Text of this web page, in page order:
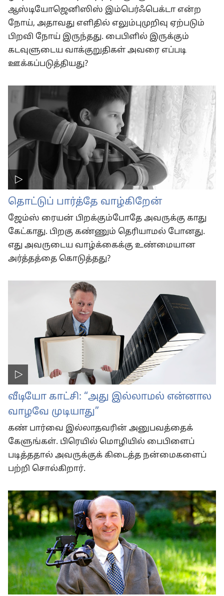
ஆஸ்டியோஜெனிஸிஸ் இம்பெர்ஃபெக்டா என்ற
நோய், அதாவது எளிதில் எலும்புமுறிவு ஏற்படும்
பிறவி நோய் இருந்தது. பைபிளில் இருக்கும்
கடவுளுடைய வாக்குறுதிகள் அவரை எப்படி
ஊக்கப்படுத்தியது?
தொட்டுப் பார்த்தே வாழ்கிறேன்
ஜேம்ஸ் ரையன் பிறக்கும்போதே அவருக்கு காது
கேட்காது. பிறகு கண்ணும் தெரியாமல் போனது.
எது அவருடைய வாழ்க்கைக்கு உண்மையான
அர்த்தத்தை கொடுத்தது?
வீடியோ காட்சி: “அது இல்லாமல் என்னால
வாழவே முடியாது”
கண் பார்வை இல்லாதவரின் அனுபவத்தைக்
கேளுங்கள். பிரெயில் மொழியில் பைபிளைப்
படித்ததால் அவருக்குக் கிடைத்த நன்மைகளைப்
பற்றி சொல்கிறார்.